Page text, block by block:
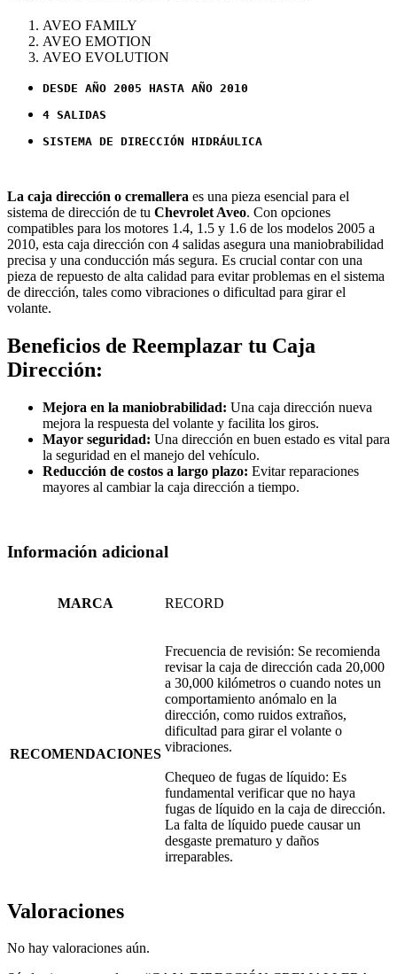
AVEO FAMILY
AVEO EMOTION
AVEO EVOLUTION
DESDE AÑO 2005 HASTA AÑO 2010
4 SALIDAS
SISTEMA DE DIRECCIÓN HIDRÁULICA
La caja dirección o cremallera es una pieza esencial para el
sistema de dirección de tu Chevrolet Aveo. Con opciones
compatibles para los motores 1.4, 1.5 y 1.6 de los modelos 2005 a
2010, esta caja dirección con 4 salidas asegura una maniobrabilidad
precisa y una conducción más segura. Es crucial contar con una
pieza de repuesto de alta calidad para evitar problemas en el sistema
de dirección, tales como vibraciones o dificultad para girar el
volante.
Beneficios de Reemplazar tu Caja
Dirección:
Mejora en la maniobrabilidad: Una caja dirección nueva
mejora la respuesta del volante y facilita los giros.
Mayor seguridad: Una dirección en buen estado es vital para
la seguridad en el manejo del vehículo.
Reducción de costos a largo plazo: Evitar reparaciones
mayores al cambiar la caja dirección a tiempo.
Información adicional
MARCA RECORD
RECOMENDACIONES
Frecuencia de revisión: Se recomienda
revisar la caja de dirección cada 20,000
a 30,000 kilómetros o cuando notes un
comportamiento anómalo en la
dirección, como ruidos extraños,
dificultad para girar el volante o
vibraciones.
Chequeo de fugas de líquido: Es
fundamental verificar que no haya
fugas de líquido en la caja de dirección.
La falta de líquido puede causar un
desgaste prematuro y daños
irreparables.
Valoraciones
No hay valoraciones aún.